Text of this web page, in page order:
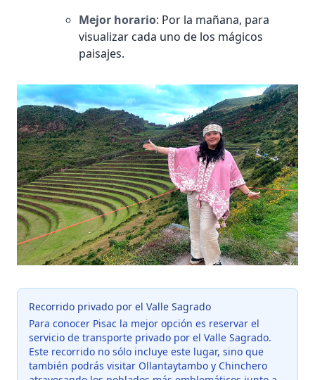
Mejor horario: Por la mañana, para
visualizar cada uno de los mágicos
paisajes.
Recorrido privado por el Valle Sagrado
Para conocer Pisac la mejor opción es reservar el
servicio de transporte privado por el Valle Sagrado.
Este recorrido no sólo incluye este lugar, sino que
también podrás visitar Ollantaytambo y Chinchero